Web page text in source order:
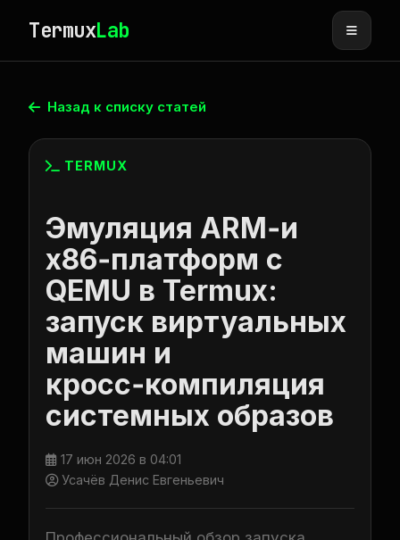
TermuxLab
Назад к списку статей
TERMUX
Эмуляция ARM‑и
x86‑платформ с
QEMU в Termux:
запуск виртуальных
машин и
кросс‑компиляция
системных образов
17 июн 2026 в 04:01
Усачёв Денис Евгеньевич